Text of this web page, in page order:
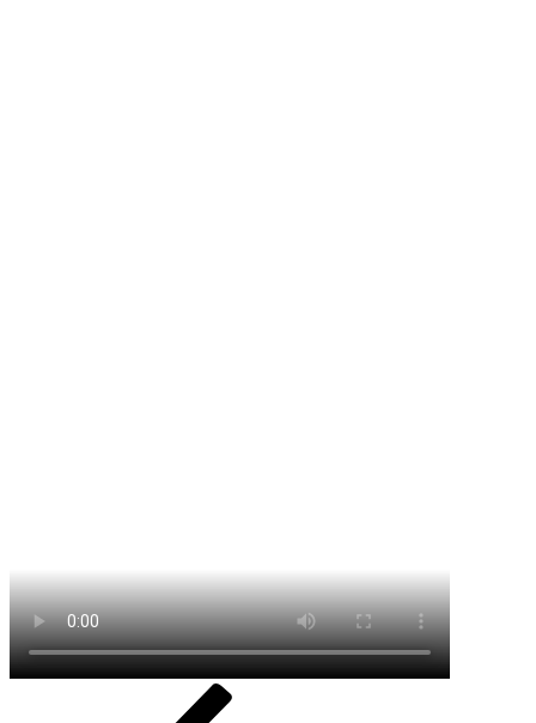
Beitragsnavigation